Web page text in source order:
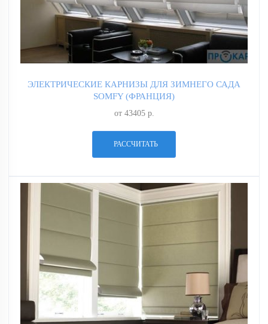
ЭЛЕКТРИЧЕСКИЕ КАРНИЗЫ ДЛЯ ЗИМНЕГО САДА
SOMFY (ФРАНЦИЯ)
от 43405 р.
РАССЧИТАТЬ